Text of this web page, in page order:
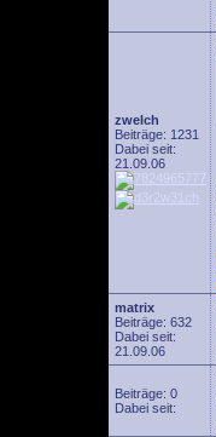
zwelch
Beiträge: 1231
Dabei seit:
21.09.06
matrix
Beiträge: 632
Dabei seit:
21.09.06
Beiträge: 0
Dabei seit: